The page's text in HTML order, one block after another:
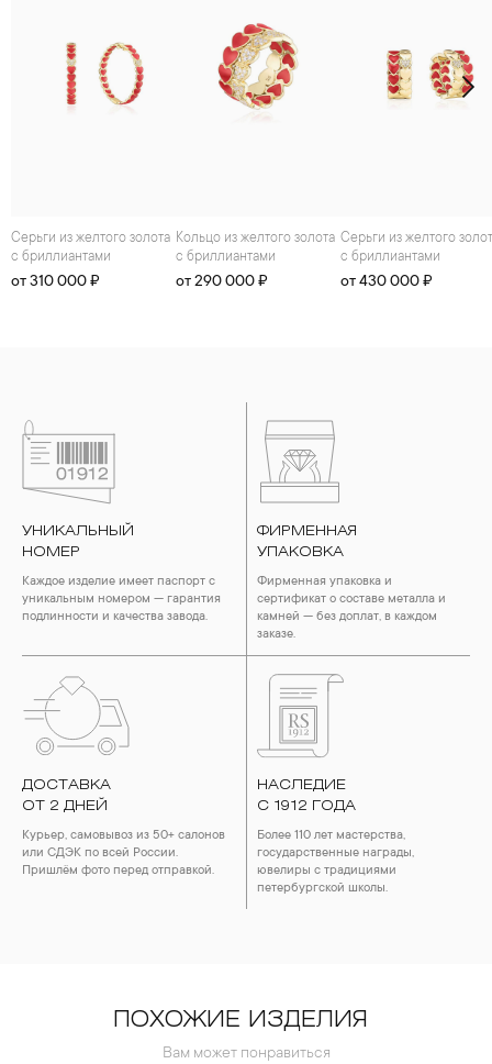
Серьги из желтого золота
с бриллиантами
от 310 000 ₽
Кольцо из желтого золота
с бриллиантами
от 290 000 ₽
Серьги из желтого золота
с бриллиантами
от 430 000 ₽
УНИКАЛЬНЫЙ
НОМЕР
Каждое изделие имеет паспорт с
уникальным номером — гарантия
подлинности и качества завода.
ФИРМЕННАЯ
УПАКОВКА
Фирменная упаковка и
сертификат о составе металла и
камней — без доплат, в каждом
заказе.
ДОСТАВКА
ОТ 2 ДНЕЙ
Курьер, самовывоз из 50+ салонов
или СДЭК по всей России.
Пришлём фото перед отправкой.
НАСЛЕДИЕ
С 1912 ГОДА
Более 110 лет мастерства,
государственные награды,
ювелиры с традициями
петербургской школы.
ПОХОЖИЕ ИЗДЕЛИЯ
Вам может понравиться